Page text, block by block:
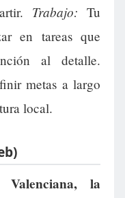
Trabajo: Tu
en tareas que
al detalle.
metas a largo
local.
la